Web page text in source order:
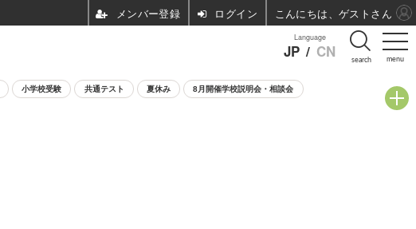
menu
Language
JP / CN search
小学校受験 共通テスト 夏休み 8月開催学校説明会・相談会
ログイン こんにちは、ゲストさん